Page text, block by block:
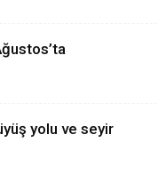
yolu ve seyir